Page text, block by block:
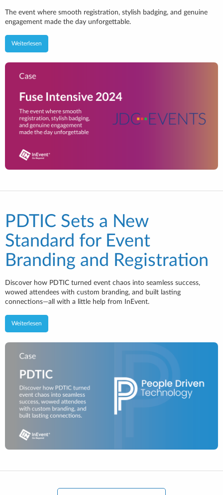
The event where smooth registration, stylish badging, and genuine
engagement made the day unforgettable.
Weiterlesen
PDTIC Sets a New
Standard for Event
Branding and Registration
Discover how PDTIC turned event chaos into seamless success,
wowed attendees with custom branding, and built lasting
connections—all with a little help from InEvent.
Weiterlesen